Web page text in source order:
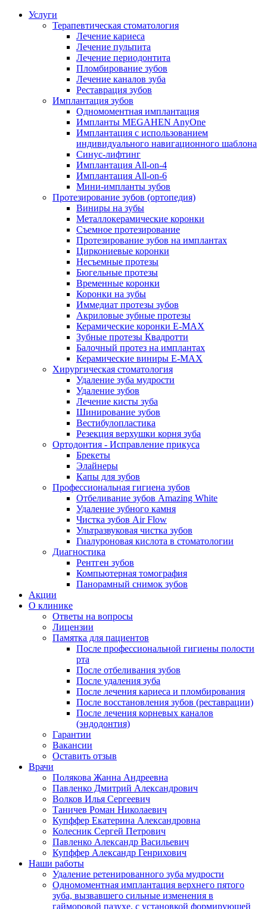
Услуги
Терапевтическая стоматология
Лечение кариеса
Лечение пульпита
Лечение периодонтита
Пломбирование зубов
Лечение каналов зуба
Реставрация зубов
Имплантация зубов
Одномоментная имплантация
Импланты MEGAHEN AnyOne
Имплантация с использованием
индивидуального навигационного шаблона
Синус-лифтинг
Имплантация All-on-4
Имплантация All-on-6
Мини-импланты зубов
Протезирование зубов (ортопедия)
Виниры на зубы
Металлокерамические коронки
Съемное протезирование
Протезирование зубов на имплантах
Циркониевые коронки
Несъемные протезы
Бюгельные протезы
Временные коронки
Коронки на зубы
Иммедиат протезы зубов
Акриловые зубные протезы
Керамические коронки E-MAX
Зубные протезы Квадротти
Балочный протез на имплантах
Керамические виниры E-MAX
Хирургическая стоматология
Удаление зуба мудрости
Удаление зубов
Лечение кисты зуба
Шинирование зубов
Вестибулопластика
Резекция верхушки корня зуба
Ортодонтия - Исправление прикуса
Брекеты
Элайнеры
Капы для зубов
Профессиональная гигиена зубов
Отбеливание зубов Amazing White
Удаление зубного камня
Чистка зубов Air Flow
Ультразвуковая чистка зубов
Гиалуроновая кислота в стоматологии
Диагностика
Рентген зубов
Компьютерная томография
Панорамный снимок зубов
Акции
О клинике
Ответы на вопросы
Лицензии
Памятка для пациентов
После профессиональной гигиены полости
рта
После отбеливания зубов
После удаления зуба
После лечения кариеса и пломбирования
После восстановления зубов (реставрации)
После лечения корневых каналов
(эндодонтия)
Гарантии
Вакансии
Оставить отзыв
Врачи
Полякова Жанна Андреевна
Павленко Дмитрий Александрович
Волков Илья Сергеевич
Таничев Роман Николаевич
Купффер Екатерина Александровна
Колесник Сергей Петрович
Павленко Александр Васильевич
Купффер Александр Генрихович
Наши работы
Удаление ретенированного зуба мудрости
Одномоментная имплантация верхнего пятого
зуба, вызвавшего сильные изменения в
гайморовой пазухе, с установкой формирующей